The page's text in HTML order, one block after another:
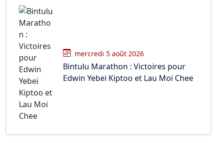
mercredi 5 août 2026
Bintulu Marathon : Victoires pour
Edwin Yebei Kiptoo et Lau Moi Chee